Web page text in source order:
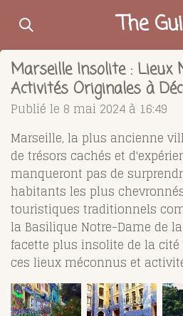
Passer
contenu
principal
The
Marseille Insolite : Lieux
Activités Originales à
Publié le 8 mai 2024 à 16:49
Marseille, la plus ancienne
de trésors cachés et
manqueront pas de
habitants les plus
touristiques traditionnels
la Basilique Notre-Dame de
facette plus insolite de la
ces lieux méconnus et